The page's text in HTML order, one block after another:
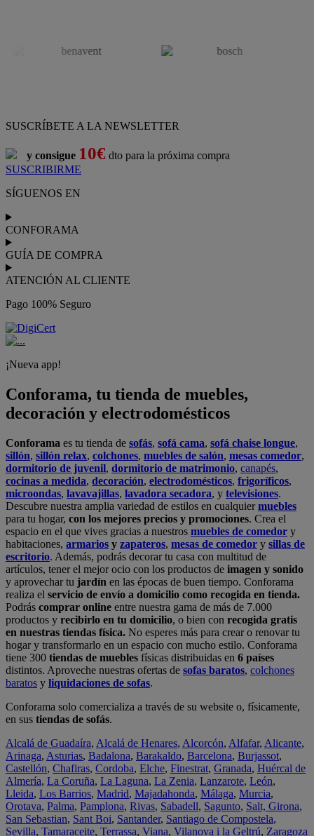
SUSCRÍBETE A LA NEWSLETTER
y consigue 10€ dto para la próxima compra
SUSCRIBIRME
SÍGUENOS EN
CONFORAMA
GUÍA DE COMPRA
ATENCIÓN AL CLIENTE
Pago 100% Seguro
¡Nueva app!
Conforama, tu tienda de muebles,
decoración y electrodomésticos
Conforama es tu tienda de sofás, sofá cama, sofá chaise longue,
sillón, sillón relax, colchones, muebles de salón, mesas comedor,
dormitorio de juvenil, dormitorio de matrimonio, canapés,
cocinas a medida, decoración, electrodomésticos, frigoríficos,
microondas, lavavajillas, lavadora secadora, y televisiones.
Descubre nuestra amplia variedad de estilos en cualquiermuebles
para tu hogar, con los mejores precios y promociones. Crea el
espacio en el que vives gracias a nuestros muebles de comedor y
habitaciones, armarios y zapateros, mesas de comedor y sillas de
escritorio. Además, podrás decorar tu casa con multitud de
artículos, tener el mejor ocio con los productos de imagen y sonido
y aprovechar tu jardín en las épocas de buen tiempo. Conforama
realiza el servicio de envío a domicilio como recogida en tienda.
Podrás comprar online entre nuestra gama de más de 7.000
productos y recibirlo en tu domicilio, o bien con recogida gratis
en nuestras tiendas física. No esperes más para crear o renovar tu
hogar y transformarlo en un espacio con mucho estilo. Conforama
tiene 300 tiendas de muebles físicas distribuidas en 6 países
distintos. Aproveche nuestras ofertas de sofas baratos, colchones
baratos y liquidaciones de sofas.
Conforama solo comercializa a través de su website o, físicamente,
en sus tiendas de sofás.
Alcalá de Guadaíra, Alcalá de Henares, Alcorcón, Alfafar, Alicante,
Arinaga, Asturias, Badalona, Barakaldo, Barcelona, Burjassot,
Castellón, Chafiras, Cordoba, Elche, Finestrat, Granada, Huércal de
Almería, La Coruña, La Laguna, La Zenia, Lanzarote, León,
Lleida, Los Barrios, Madrid, Majadahonda, Málaga, Murcia,
Orotava, Palma, Pamplona, Rivas, Sabadell, Sagunto, Salt, Girona,
San Sebastian, Sant Boi, Santander, Santiago de Compostela,
Sevilla, Tamaraceite, Terrassa, Viana, Vilanova i la Geltrú, Zaragoza